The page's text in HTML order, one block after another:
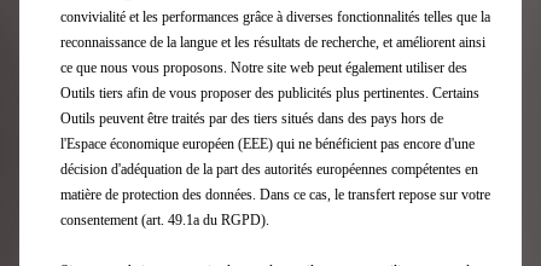
ponctuer les commandes d’ouverture des portes ainsi
que les sidemarkers siglés “Taylor Made N°4”. Le chiffre
fétiche de Taylor Barnard, le 77, se retrouve quant à lui
de façon subtile sur le badge de capot, les commandes
d’ouverture de portes ainsi que l’éclairage intégré au
diffuseur.
DE LA PISTE À LA ROUTE
convivialité et les performances grâce à diverses fonctionnalités telles que la
reconnaissance de la langue et les résultats de recherche, et améliorent ainsi
ce que nous vous proposons. Notre site web peut également utiliser des
Outils tiers afin de vous proposer des publicités plus pertinentes. Certains
Outils peuvent être traités par des tiers situés dans des pays hors de
l'Espace économique européen (EEE) qui ne bénéficient pas encore d'une
décision d'adéquation de la part des autorités européennes compétentes en
matière de protection des données. Dans ce cas, le transfert repose sur votre
consentement (art. 49.1a du RGPD).